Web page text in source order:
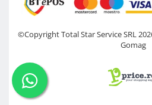
Hand Strap / Grip
Troller
Solid-State Drive (SSD)
Video / Camere si accesorii
Camere video profesionale
©Copyright Total Star Service SRL
Gomag